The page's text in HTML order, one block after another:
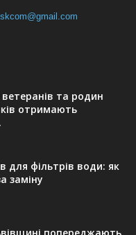
та родин
отримають
для фільтрів води: як
заміну
попереджають